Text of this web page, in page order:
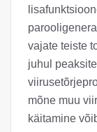
vajate teiste
juhul
mõne muu
käitamine